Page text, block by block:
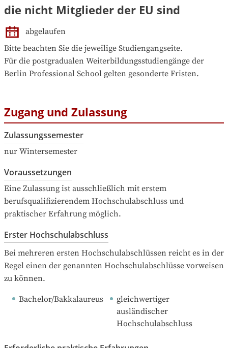
die nicht Mitglieder der EU sind
abgelaufen
Bitte beachten Sie die jeweilige Studiengangseite.
Für die postgradualen Weiterbildungsstudiengänge der
Berlin Professional School gelten gesonderte Fristen.
Zugang und Zulassung
Zulassungssemester
nur Wintersemester
Voraussetzungen
Eine Zulassung ist ausschließlich mit erstem
berufsqualifizierendem Hochschulabschluss und
praktischer Erfahrung möglich.
Erster Hochschulabschluss
Bei mehreren ersten Hochschulabschlüssen reicht es in der
Regel einen der genannten Hochschulabschlüsse vorweisen
zu können.
Bachelor/Bakkalaureus
gleichwertiger
ausländischer
Hochschulabschluss